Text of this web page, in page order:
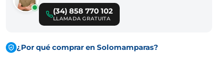
(34) 858 770 102
LLAMADA GRATUITA
¿Por qué comprar en Solomamparas?